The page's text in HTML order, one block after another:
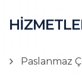
Paslanmaz